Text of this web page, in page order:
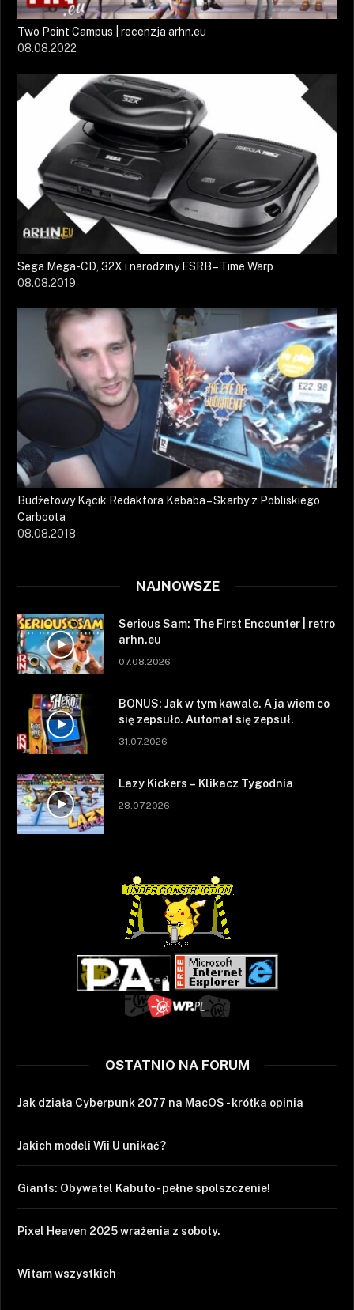
Two Point Campus | recenzja arhn.eu
08.08.2022
Sega Mega-CD, 32X i narodziny ESRB – Time Warp
08.08.2019
Budżetowy Kącik Redaktora Kebaba – Skarby z Pobliskiego
Carboota
08.08.2018
NAJNOWSZE
Serious Sam: The First Encounter | retro
arhn.eu
07.08.2026
BONUS: Jak w tym kawale. A ja wiem co
się zepsuło. Automat się zepsuł.
31.07.2026
Lazy Kickers – Klikacz Tygodnia
28.07.2026
OSTATNIO NA FORUM
Jak działa Cyberpunk 2077 na MacOS - krótka opinia
Jakich modeli Wii U unikać?
Giants: Obywatel Kabuto - pełne spolszczenie!
Pixel Heaven 2025 wrażenia z soboty.
Witam wszystkich